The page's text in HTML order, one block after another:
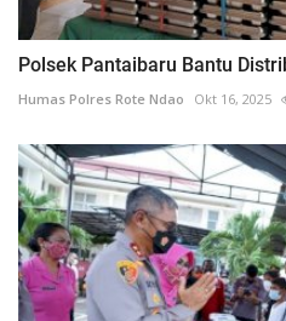
Polsek Pantaibaru Bantu
Humas Polres Rote Ndao Okt 16, 2025